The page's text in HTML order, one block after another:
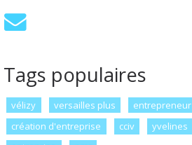
Tags populaires
vélizy versailles plus entrepreneur
création d'entreprise
cciv yvelines